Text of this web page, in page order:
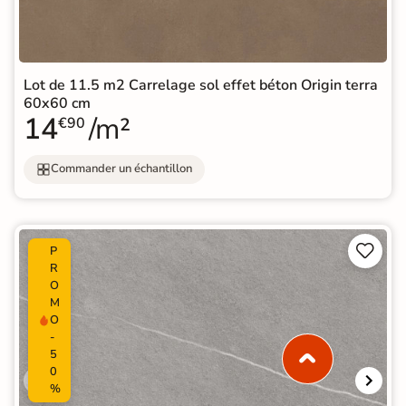
Lot de 11.5 m2 Carrelage sol effet béton Origin terra
60x60 cm
14€90 /m²
Commander un échantillon
P
R
O
M
O
-
5
0
%

